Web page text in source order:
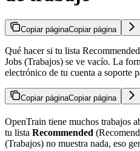
Copiar páginaCopiar página
Qué hacer si tu lista
Jobs (Trabajos) se ve vacío. La
electrónico de tu cuenta a soporte
Copiar páginaCopiar página
OpenTrain tiene muchos trabajos
tu lista Recommended
(Trabajos) no muestra nada, eso